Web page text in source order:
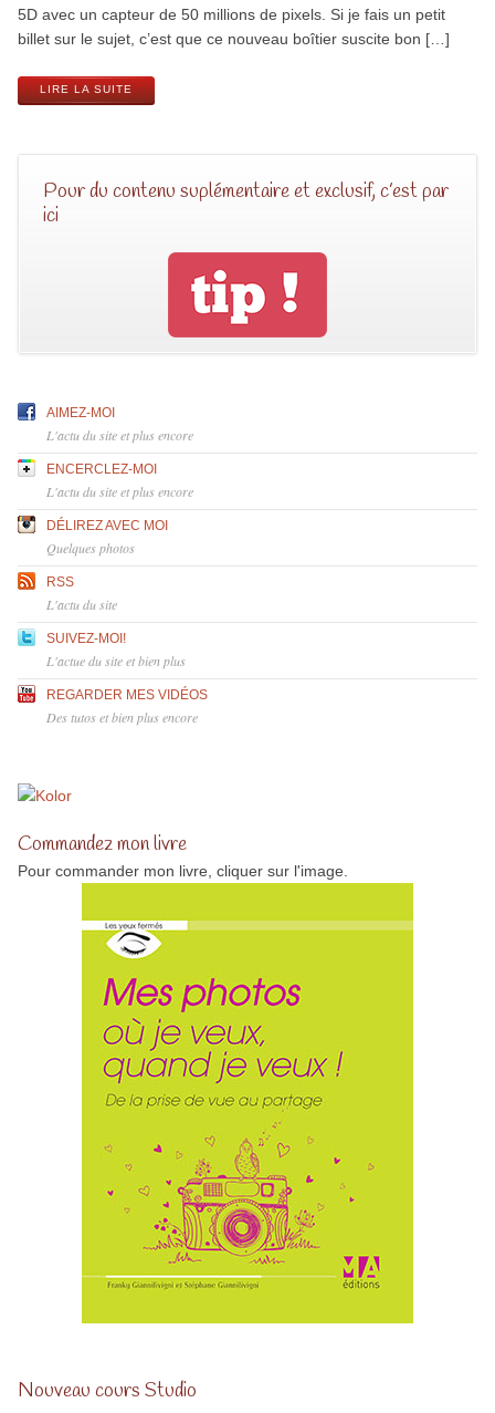
5D avec un capteur de 50 millions de pixels. Si je fais un petit
billet sur le sujet, c’est que ce nouveau boîtier suscite bon […]
LIRE LA SUITE
Pour du contenu suplémentaire et exclusif, c’est par
ici
AIMEZ-MOI
L'actu du site et plus encore
ENCERCLEZ-MOI
L'actu du site et plus encore
DÉLIREZ AVEC MOI
Quelques photos
RSS
L'actu du site
SUIVEZ-MOI!
L'actue du site et bien plus
REGARDER MES VIDÉOS
Des tutos et bien plus encore
Commandez mon livre
Pour commander mon livre, cliquer sur l'image.
Nouveau cours Studio